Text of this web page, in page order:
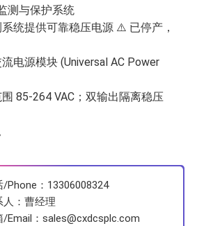
测与保护系统
统提供可靠稳压电源 ⚠️ 已停产，
流电源模块 (Universal AC Power
围 85-264 VAC；双输出隔离稳压
/Phone：13306008324
人：曹经理
/Email：sales@cxdcsplc.com